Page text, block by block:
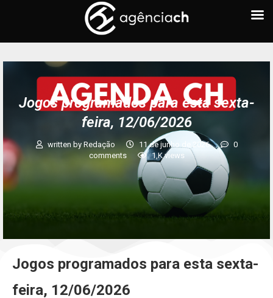
Jogos programados para esta sexta-
feira, 12/06/2026
written by Redação 11 de junho de 2026
0
comments
1,Kviews
Jogos programados para esta sexta-
feira, 12/06/2026